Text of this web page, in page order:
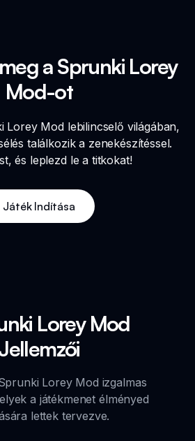
a Sprunki Lorey
Mod-ot
Lorey Mod lebilincselő világában,
találkozik a zenekészítéssel.
és leplezd le a titkokat!
Játék Indítása
Lorey Mod
Lorey Mod izgalmas
a játékmenet élményed
lettek tervezve.